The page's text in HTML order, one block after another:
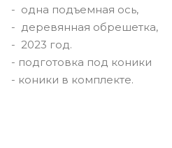
- одна подъемная ось,
- деревянная обрешетка,
- 2023 год.
- подготовка под коники
- коники в комплекте.